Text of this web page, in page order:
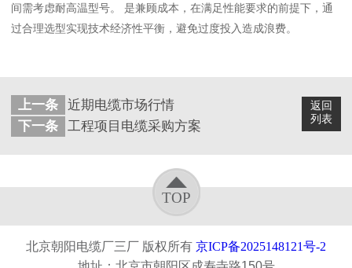
间需考虑耐高温型号。 是兼顾成本，在满足性能要求的前提下，通
过合理选型实现技术经济性平衡，避免过度投入造成浪费。
返回
列表
上一条 近期电缆市场行情
下一条 工程项目电缆采购方案
TOP
北京朝阳电缆厂三厂 版权所有 京ICP备2025148121号-2